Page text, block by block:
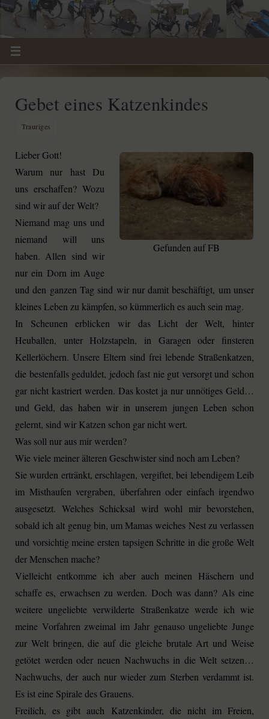
Gebet eines Katzenkindes
Trauriges
Gefunden auf FB
Lieber Gott!
Warum nur hast Du
uns erschaffen? Wozu
sind wir auf der Welt?
Niemand mag uns und
niemand will uns
haben. Allen sind wir
nur ein Dorn im Auge
und den ganzen Tag sind wir nur damit beschäftigt, um unser
kleines Leben zu kämpfen, so kümmerlich es auch sein mag.
In Scheunen erblicken wir das Licht der Welt, hinter
Heuballen, unter Holzstapeln, in Garagen oder finsteren
Kellerlöchern. Unsere Eltern sind frei lebende Straßenkatzen,
die bestenfalls geduldet, jedoch fast nie gut versorgt und schon
gar nicht kastriert werden. Das kostet ja nur unnötiges Geld…
und Geld, das haben wir in unserem jungen Leben schon
gelernt, sind wir Katzen schon gar nicht wert.
Was soll nur aus mir werden?
Wie viele meiner älteren Geschwister sind noch am Leben?
Sie wurden ertränkt, erschlagen, vergiftet, bei lebendigem Leib
im Misthaufen vergraben, überfahren oder einfach irgendwo
ausgesetzt. Welches Schicksal wird wohl mir bevorstehen,
sobald ich alt genug bin, um Mamas weiches Nest zu verlassen
und vorsichtig meine ersten tapsigen Schritte in die große Welt
der Menschen mache?
Vielleicht entkomme ich aber auch meinen Häschern und
schaffe es, erwachsen zu werden. Doch was dann? Als eine
weitere ungeliebte verwilderte Straßenkatze werde ich wie
meine Vorfahren zweimal im Jahr genauso ungeliebte Junge
zur Welt bringen, die auf die gleiche brutale Art und Weise
getötet werden oder neuen Nachwuchs in die Welt setzen…
Nachwuchs, der auch nur wieder zum Sterben verdammt ist.
Es ist eine Spirale des Grauens.
Freilich, es gibt auch Katzenkinder, die nicht im Freien,